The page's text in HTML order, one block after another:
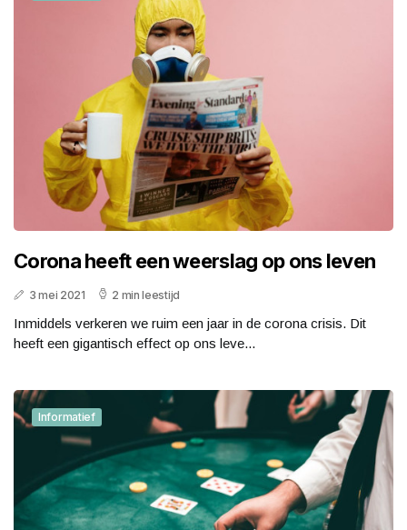
Corona heeft een weerslag op ons leven
3 mei 2021 2 min leestijd
Inmiddels verkeren we ruim een jaar in de corona crisis. Dit
heeft een gigantisch effect op ons leve...
Informatief